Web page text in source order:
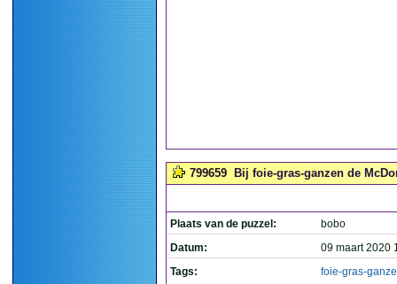
799659 Bij foie-gras-ganzen de
Plaats van de puzzel:
bobo
Datum:
09 maart 2020
Tags:
foie-gras-